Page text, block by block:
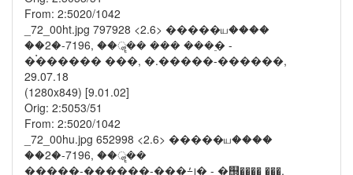
From: 2:5020/1042
_72_00ht.jpg 797928 <2.6> �����ய����
��2�-7196, ��ॣ�� ��� ���࣮� -
�࠭������ ���, �.�����-������,
29.07.18
(1280x849) [9.01.02]
Orig: 2:5053/51
From: 2:5020/1042
_72_00hu.jpg 652998 <2.6> �����ய����
��2�-7196, ��ॣ��
�����-������-���⨩᪨� - �஭���� ���,